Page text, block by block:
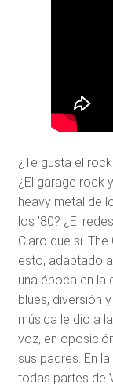
¿Te gusta el
¿El garage rock
heavy metal de
los ’80? ¿El
Claro que sí.
esto, adaptado
una época en la
blues, diversión
música le dio a
voz, en
sus padres. En
todas partes de